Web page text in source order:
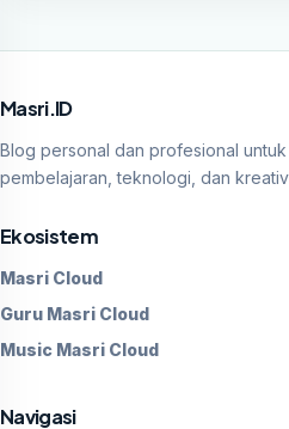
Masri.ID
Blog personal dan profesional untuk
pembelajaran, teknologi, dan
Ekosistem
Masri Cloud
Guru Masri Cloud
Music Masri Cloud
Navigasi